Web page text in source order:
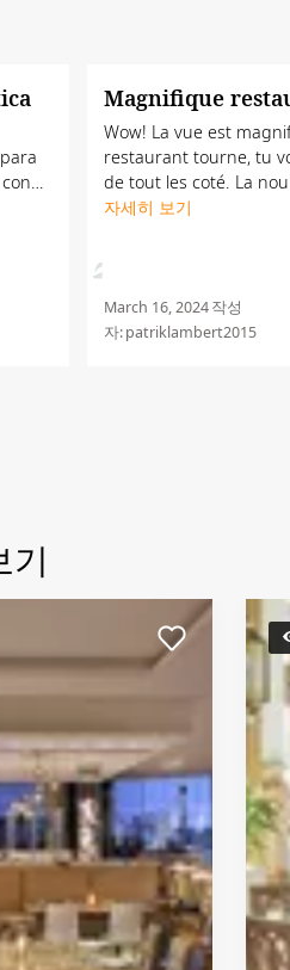
del
Magnifique
Wow! La vue est
restaurant tourne, tu
de tout les coté. La
est excellente et le
자세히 보기
March 16, 2024작성
자:patriklambert2015
기